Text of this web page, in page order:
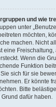
und wie
unter
möchten,
machen. Nicht
eine
Wenn die
Funktion
sich für sie
Er könnte
Bitte
dafür haben.